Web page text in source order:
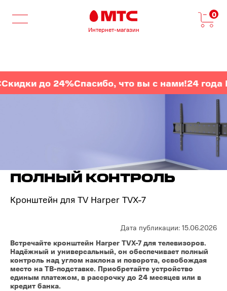
Интернет-магазин
0
до 24% Спасибо, что вы с нами!24 года МТС
ПОЛНЫЙ КОНТРОЛЬ
Кронштейн для TV Harper TVX-7
Дата публикации: 15.06.2026
Встречайте кронштейн Harper TVX-7 для телевизоров.
Надёжный и универсальный, он обеспечивает полный
контроль над углом наклона и поворота, освобождая
место на ТВ-подставке. Приобретайте устройство
единым платежом, в рассрочку до 24 месяцев или в
кредит банка.